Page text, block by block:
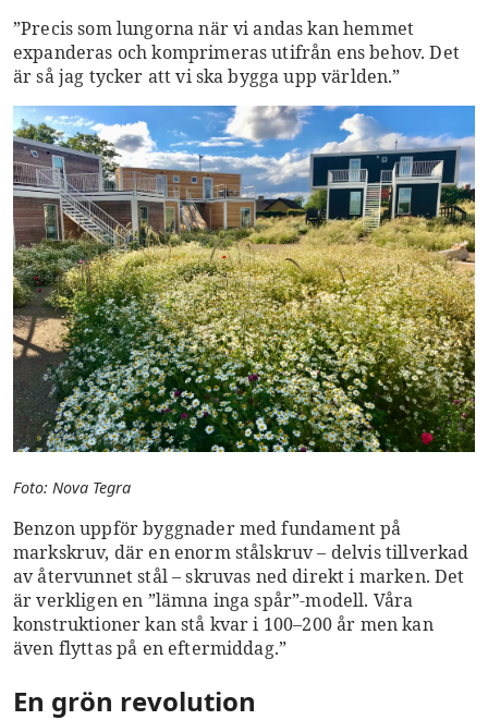
”Precis som lungorna när vi andas kan hemmet
expanderas och komprimeras utifrån ens behov. Det
är så jag tycker att vi ska bygga upp världen.”
Foto: Nova Tegra
Benzon uppför byggnader med fundament på
markskruv, där en enorm stålskruv – delvis tillverkad
av återvunnet stål – skruvas ned direkt i marken. Det
är verkligen en ”lämna inga spår”-modell. Våra
konstruktioner kan stå kvar i 100–200 år men kan
även flyttas på en eftermiddag.”
En grön revolution